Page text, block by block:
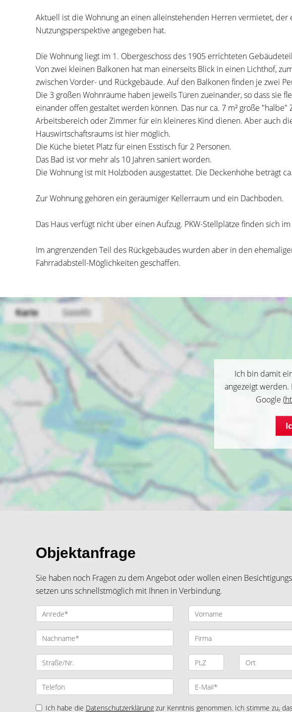
Aktuell ist die Wohnung an einen alleinstehenden Herren vermietet, der
Nutzungsperspektive angegeben hat.
Die Wohnung liegt im 1. Obergeschoss des 1905 errichteten
Von zwei kleinen Balkonen hat man einerseits Blick in einen Lichthof,
zwischen Vorder- und Rückgebäude. Auf den Balkonen finden je zwei
Die 3 großen Wohnräume haben jeweils Türen zueinander, so dass sie
einander offen gestaltet werden können. Das nur ca. 7 m² große "halbe"
Arbeitsbereich oder Zimmer für ein kleineres Kind dienen. Aber auch
Hauswirtschaftsraums ist hier möglich.
Die Küche bietet Platz für einen Esstisch für 2 Personen.
Das Bad ist vor mehr als 10 Jahren saniert worden.
Die Wohnung ist mit Holzböden ausgestattet. Die Deckenhöhe beträgt
Zur Wohnung gehören ein geräumiger Kellerraum und ein Dachboden.
Das Haus verfügt nicht über einen Aufzug. PKW-Stellplätze finden sich
Im angrenzenden Teil des Rückgebäudes wurden aber in den
Fahrradabstell-Möglichkeiten geschaffen.
Ich bin damit
angezeigt werden.
Google (
Objektanfrage
Sie haben noch Fragen zu dem Angebot oder wollen einen
setzen uns schnellstmöglich mit Ihnen in Verbindung.
Ich habe die Datenschutzerklärung zur Kenntnis genommen. Ich stimme zu,